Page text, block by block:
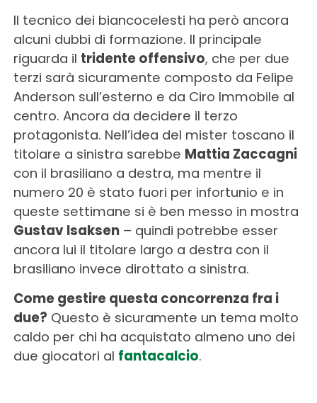
Il tecnico dei biancocelesti ha però ancora
alcuni dubbi di formazione. Il principale
riguarda il tridente offensivo, che per due
terzi sarà sicuramente composto da Felipe
Anderson sull’esterno e da Ciro Immobile al
centro. Ancora da decidere il terzo
protagonista. Nell’idea del mister toscano il
titolare a sinistra sarebbe Mattia Zaccagni
con il brasiliano a destra, ma mentre il
numero 20 è stato fuori per infortunio e in
queste settimane si è ben messo in mostra
Gustav Isaksen– quindi potrebbe esser
ancora lui il titolare largo a destra con il
brasiliano invece dirottato a sinistra.
Come gestire questa concorrenza fra i
due? Questo è sicuramente un tema molto
caldo per chi ha acquistato almeno uno dei
due giocatori al fantacalcio.